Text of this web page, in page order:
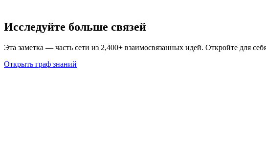
Исследуйте больше связей
Эта заметка — часть сети из 2,400+ взаимосвязанных идей. Откройте для
Открыть граф знаний